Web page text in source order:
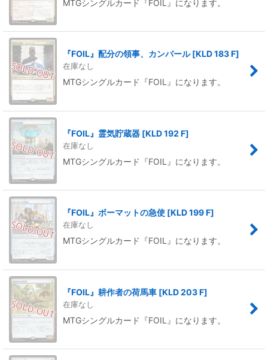
MTGシングルカード『FOIL』になります。
『FOIL』配分の領事、カンバール [KLD 183 F]
在庫なし
MTGシングルカード『FOIL』になります。
『FOIL』霊気貯蔵器 [KLD 192 F]
在庫なし
MTGシングルカード『FOIL』になります。
『FOIL』ボーマットの急使 [KLD 199 F]
在庫なし
MTGシングルカード『FOIL』になります。
『FOIL』耕作者の荷馬車 [KLD 203 F]
在庫なし
MTGシングルカード『FOIL』になります。